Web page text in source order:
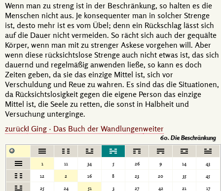
Wenn man zu streng ist in der Beschränkung, so halten es die
Menschen nicht aus. Je konsequenter man in solcher Strenge
ist, desto mehr ist es vom Übel; denn ein Rückschlag lässt sich
auf die Dauer nicht vermeiden. So rächt sich auch der gequälte
Körper, wenn man mit zu strenger Askese vorgehen will. Aber
wenn diese rücksichtslose Strenge auch nicht etwas ist, das sich
dauernd und regelmäßig anwenden ließe, so kann es doch
Zeiten geben, da sie das einzige Mittel ist, sich vor
Verschuldung und Reue zu wahren. Es sind das die Situationen,
da Rücksichtslosigkeit gegen die eigene Person das einzige
Mittel ist, die Seele zu retten, die sonst in Halbheit und
Versuchung unterginge.
zurückI Ging · Das Buch der Wandlungenweiter
60. Die Beschränkung
1 11 34 5 26 9 14 43
12 2 16 8 23 20 35 45
25 24 51 3 27 42 21 17